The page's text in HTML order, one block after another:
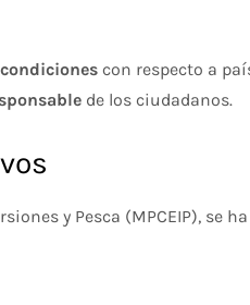
con respecto a
de los ciudadanos.
y Pesca (MPCEIP), se